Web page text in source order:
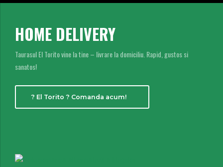
HOME DELIVERY
Taurasul El Torito vine la tine – livrare la domiciliu. Rapid, gustos si
sanatos!
? El Torito ? Comanda acum!